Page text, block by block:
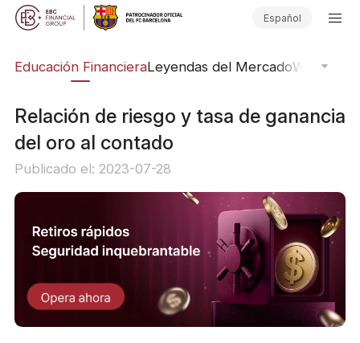
Español
Educación FinancieraLeyendas del MercadoWebinars
Relación de riesgo y tasa de ganancia
del oro al contado
Publicado el: 2023-07-28